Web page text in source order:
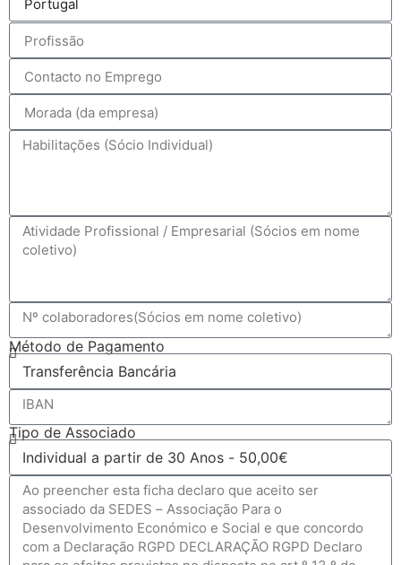
Método de Pagamento
Tipo de Associado